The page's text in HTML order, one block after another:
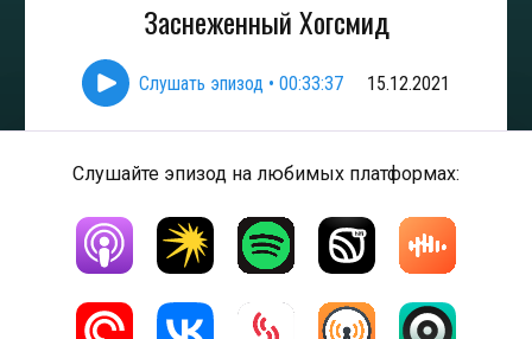
Заснеженный Хогсмид
Слушать эпизод • 00:33:37 15.12.2021
Слушайте эпизод на любимых платформах: